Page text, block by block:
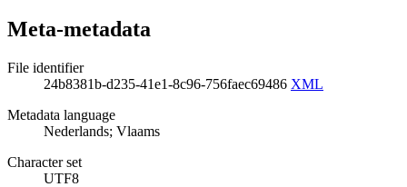
Meta-metadata
File identifier
24b8381b-d235-41e1-8c96-756faec69486 XML
Metadata language
Nederlands; Vlaams
Character set
UTF8